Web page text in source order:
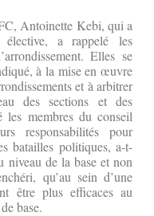
Antoinette Kebi, qui a
élective, a rappelé les
Elles se
à la mise en œuvre
et à arbitrer
des sections et des
membres du conseil
responsabilités pour
batailles politiques, a-t-
niveau de la base et non
qu’au sein d’une
être plus efficaces au
base.